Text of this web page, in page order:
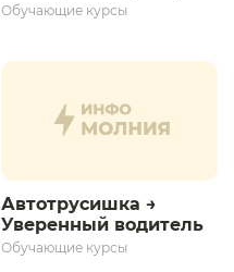
Обучающие курсы
Автотрусишка →
Уверенный водитель​
Обучающие курсы